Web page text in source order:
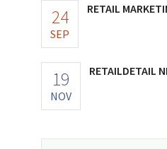
24
SEP
RETAIL
19
NOV
RETAILDETAIL